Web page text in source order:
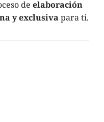
de elaboración
y exclusiva para ti.